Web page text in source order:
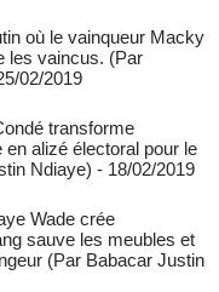
où le vainqueur Macky
les vaincus. (Par
02/2019
transforme
en alizé électoral pour le
Ndiaye) - 18/02/2019
Wade crée
sauve les meubles et
(Par Babacar Justin